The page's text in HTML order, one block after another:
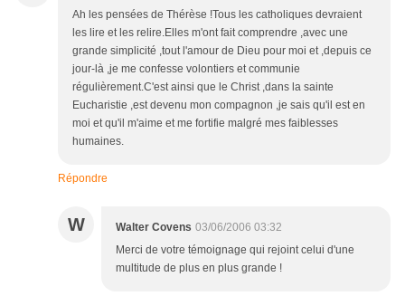
Ah les pensées de Thérèse !Tous les catholiques devraient
les lire et les relire.Elles m'ont fait comprendre ,avec une
grande simplicité ,tout l'amour de Dieu pour moi et ,depuis ce
jour-là ,je me confesse volontiers et communie
régulièrement.C'est ainsi que le Christ ,dans la sainte
Eucharistie ,est devenu mon compagnon ,je sais qu'il est en
moi et qu'il m'aime et me fortifie malgré mes faiblesses
humaines.
Répondre
W Walter Covens 03/06/2006 03:32
Merci de votre témoignage qui rejoint celui d'une
multitude de plus en plus grande !